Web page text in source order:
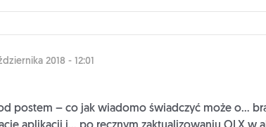
2018 - 12:01
postem – co jak wiadomo świadczyć może o…